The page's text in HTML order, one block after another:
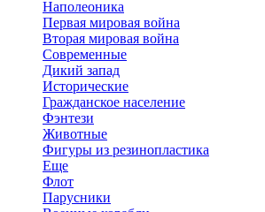
Наполеоника
Первая мировая война
Вторая мировая война
Современные
Дикий запад
Исторические
Гражданское население
Фэнтези
Животные
Фигуры из резинопластика
Еще
Флот
Парусники